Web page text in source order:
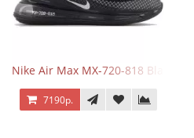
Nike Air Max MX-720-818 Black
7190р.